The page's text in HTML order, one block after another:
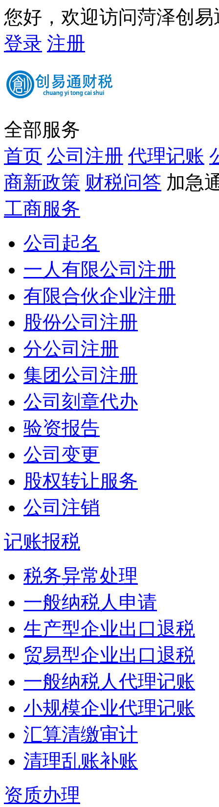
您好，欢迎访问菏泽创
登录 注册
全部服务
首页 公司注册 代理记账
商新政策 财税问答 加急
工商服务
公司起名
一人有限公司注册
有限合伙企业注册
股份公司注册
分公司注册
集团公司注册
公司刻章代办
验资报告
公司变更
股权转让服务
公司注销
记账报税
税务异常处理
一般纳税人申请
生产型企业出口退税
贸易型企业出口退税
一般纳税人代理记账
小规模企业代理记账
汇算清缴审计
清理乱账补账
资质办理